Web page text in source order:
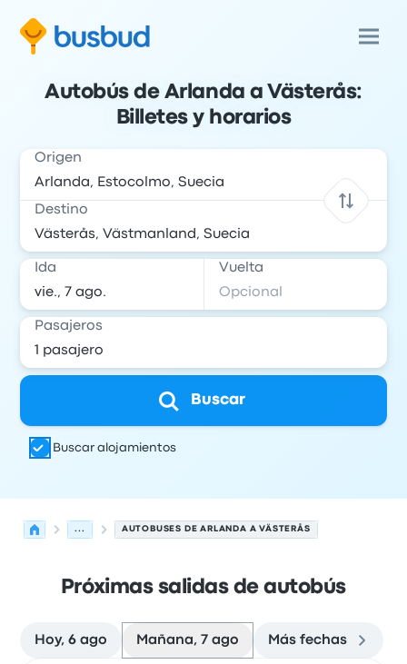
Autobús de Arlanda a Västerås:
Billetes y horarios
Origen
Destino
Ida Vuelta
Pasajeros
Buscar
Buscar alojamientos
... AUTOBUSES DE ARLANDA A VÄSTERÅS
Próximas salidas de autobús
Hoy, 6 ago Mañana, 7 ago Más fechas